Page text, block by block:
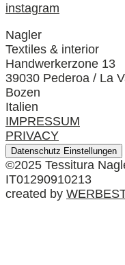
instagram
Nagler
Textiles & interior
Handwerkerzone 13
39030 Pederoa / La
Bozen
Italien
IMPRESSUM
PRIVACY
Datenschutz Einstellungen
©2025 Tessitura
IT01290910213
created by